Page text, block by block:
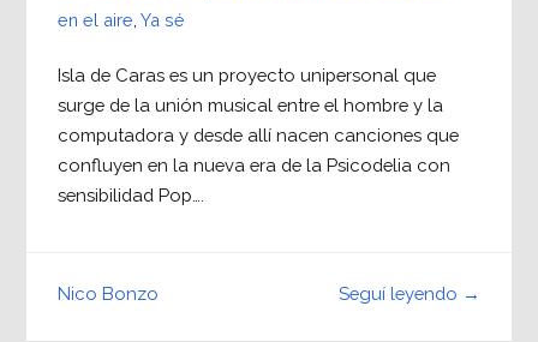
en el aire Ya sé
Isla de Caras es un proyecto unipersonal que
surge de la unión musical entre el hombre y la
computadora y desde allí nacen canciones que
confluyen en la nueva era de la Psicodelia con
sensibilidad Pop….
Seguí leyendo →
Nico Bonzo